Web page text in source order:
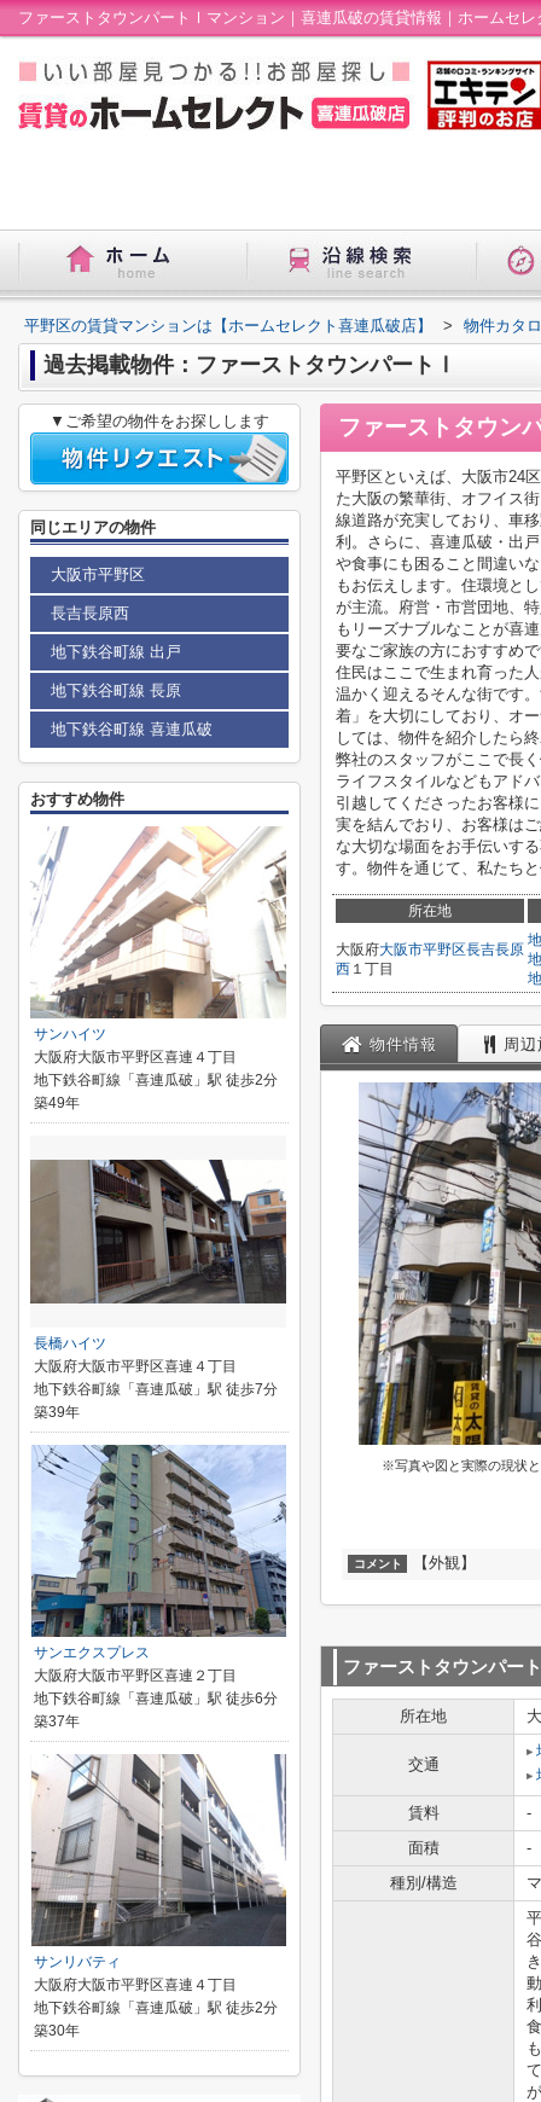
ファーストタウンパートⅠマンション｜喜連瓜破の賃貸情報｜ホームセレ
平野区の賃貸マンションは【ホームセレクト喜連瓜破店】 > 物件カタ
過去掲載物件：ファーストタウンパートⅠ
ファーストタウン
平野区といえば、大阪市24
た大阪の繁華街、オフイス
線道路が充実しており、車
利。さらに、喜連瓜破・出
や食事にも困ること間違い
もお伝えします。住環境と
が主流。府営・市営団地、
もリーズナブルなことが喜
要なご家族の方におすすめ
住民はここで生まれ育った
温かく迎えるそんな街です
着」を大切にしており、オ
しては、物件を紹介したら
弊社のスタッフがここで長
ライフスタイルなどもアド
引越してくださったお客様
実を結んでおり、お客様は
な大切な場面をお手伝いす
す。物件を通じて、私たち
所在地
大阪府大阪市平野区長吉長原
西 １丁目
物件情報 周
※写真や図と実際の現状
コメント 【外観】
ファーストタウンパー
所在地
交通
賃料
-
面積
-
種別/構造
▼ご希望の物件をお探しします
同じエリアの物件
大阪市平野区
長吉長原西
地下鉄谷町線 出戸
地下鉄谷町線 長原
地下鉄谷町線 喜連瓜破
おすすめ物件
サンハイツ
大阪府大阪市平野区喜連４丁目
地下鉄谷町線「喜連瓜破」駅 徒歩2分
築49年
長橋ハイツ
大阪府大阪市平野区喜連４丁目
地下鉄谷町線「喜連瓜破」駅 徒歩7分
築39年
サンエクスプレス
大阪府大阪市平野区喜連２丁目
地下鉄谷町線「喜連瓜破」駅 徒歩6分
築37年
サンリバティ
大阪府大阪市平野区喜連４丁目
地下鉄谷町線「喜連瓜破」駅 徒歩2分
築30年